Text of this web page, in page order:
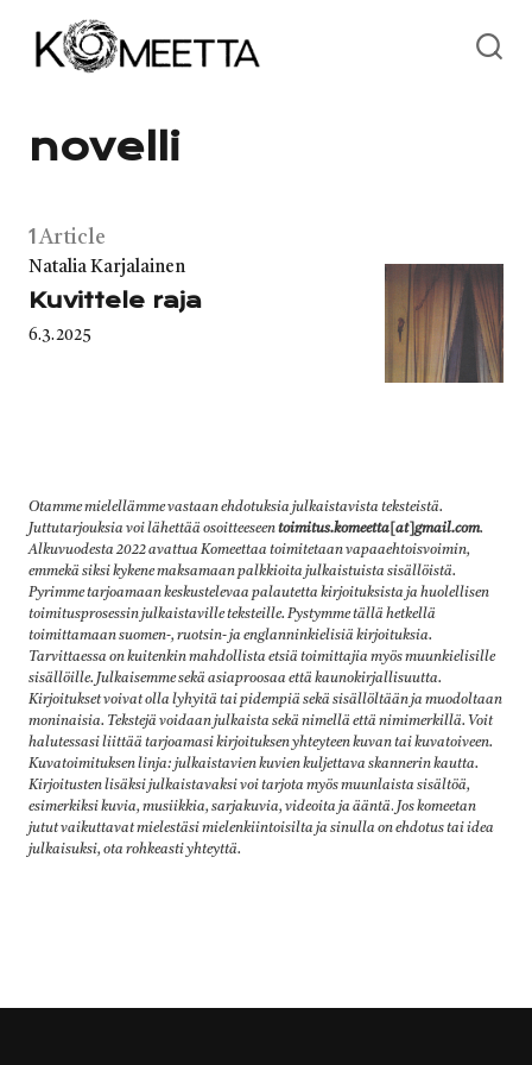
novelli
1Article
Category
Natalia Karjalainen
Kuvittele raja
Published
6.3.2025
Otamme mielellämme vastaan ehdotuksia julkaistavista teksteistä.
Juttutarjouksia voi lähettää osoitteeseentoimitus.komeetta[at]gmail.com.
Alkuvuodesta 2022 avattua Komeettaa toimitetaan vapaaehtoisvoimin,
emmekä siksi kykene maksamaan palkkioita julkaistuista sisällöistä.
Pyrimme tarjoamaan keskustelevaa palautetta kirjoituksista ja huolellisen
toimitusprosessin julkaistaville teksteille. Pystymme tällä hetkellä
toimittamaan suomen-, ruotsin- ja englanninkielisiä kirjoituksia.
Tarvittaessa on kuitenkin mahdollista etsiä toimittajia myös muunkielisille
sisällöille. Julkaisemme sekä asiaproosaa että kaunokirjallisuutta.
Kirjoitukset voivat olla lyhyitä tai pidempiä sekä sisällöltään ja muodoltaan
moninaisia. Tekstejä voidaan julkaista sekä nimellä että nimimerkillä. Voit
halutessasi liittää tarjoamasi kirjoituksen yhteyteen kuvan tai kuvatoiveen.
Kuvatoimituksen linja: julkaistavien kuvien kuljettava skannerin kautta.
Kirjoitusten lisäksi julkaistavaksi voi tarjota myös muunlaista sisältöä,
esimerkiksi kuvia, musiikkia, sarjakuvia, videoita ja ääntä. Jos komeetan
jutut vaikuttavat mielestäsi mielenkiintoisilta ja sinulla on ehdotus tai idea
julkaisuksi, ota rohkeasti yhteyttä.